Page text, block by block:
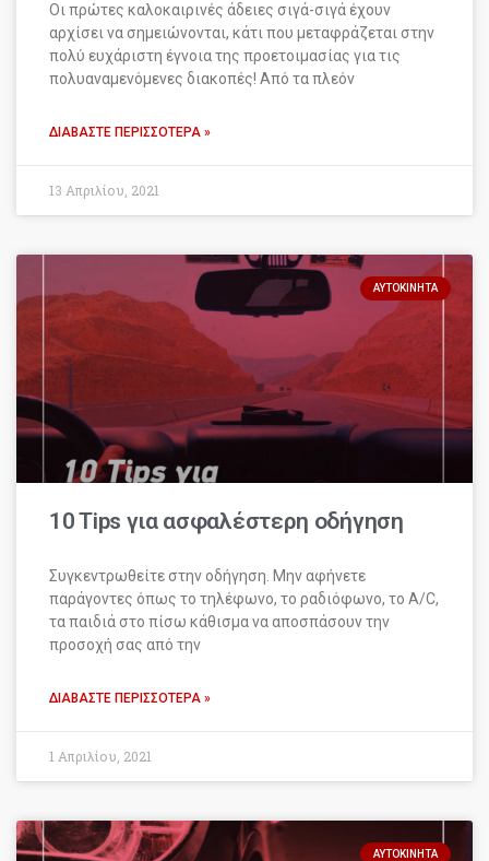
Οι πρώτες καλοκαιρινές άδειες σιγά-σιγά έχουν
αρχίσει να σημειώνονται, κάτι που μεταφράζεται στην
πολύ ευχάριστη έγνοια της προετοιμασίας για τις
πολυαναμενόμενες διακοπές! Από τα πλεόν
ΔΙΑΒΆΣΤΕ ΠΕΡΙΣΣΌΤΕΡΑ »
13 Απριλίου, 2021
ΑΥΤΟΚΊΝΗΤΑ
10 Tips για ασφαλέστερη οδήγηση
Συγκεντρωθείτε στην οδήγηση. Μην αφήνετε
παράγοντες όπως το τηλέφωνο, το ραδιόφωνο, το A/C,
τα παιδιά στο πίσω κάθισμα να αποσπάσουν την
προσοχή σας από την
ΔΙΑΒΆΣΤΕ ΠΕΡΙΣΣΌΤΕΡΑ »
1 Απριλίου, 2021
ΑΥΤΟΚΊΝΗΤΑ